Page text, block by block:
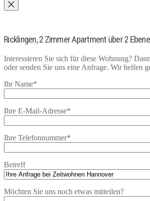
Ricklingen, 2 Zimmer Apartment über 2
Interessieren Sie sich für diese Wohnung?
oder senden Sie uns eine Anfrage. Wir helfen
Ihr Name*
Ihre E-Mail-Adresse*
Ihre Telefonnummer*
Betreff
Möchten Sie uns noch etwas mitteilen?